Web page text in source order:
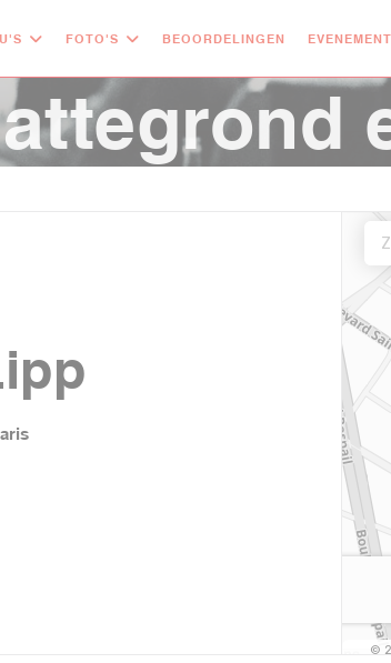
FOTO'S BEOORDELINGEN
((opent in een nieuw venster))